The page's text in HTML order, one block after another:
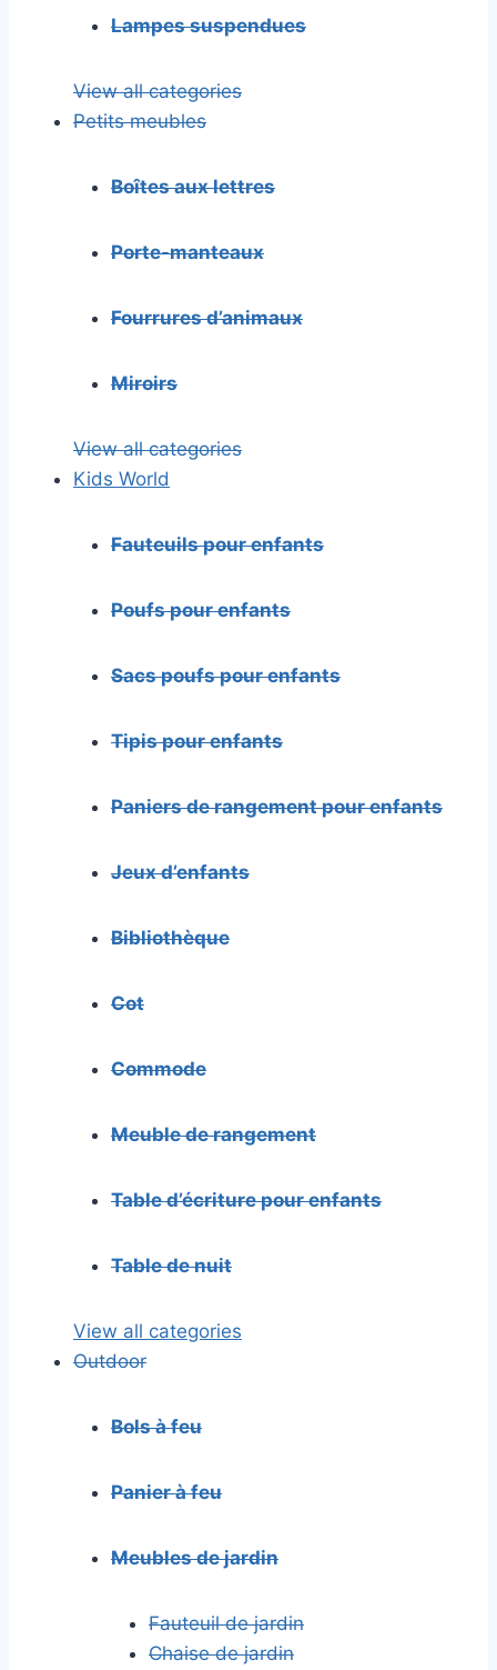
Lampes suspendues
View all categories
Petits meubles
Boîtes aux lettres
Porte-manteaux
Fourrures d’animaux
Miroirs
View all categories
Kids World
Fauteuils pour enfants
Poufs pour enfants
Sacs poufs pour enfants
Tipis pour enfants
Paniers de rangement pour enfants
Jeux d’enfants
Bibliothèque
Cot
Commode
Meuble de rangement
Table d’écriture pour enfants
Table de nuit
View all categories
Outdoor
Bols à feu
Panier à feu
Meubles de jardin
Fauteuil de jardin
Chaise de jardin